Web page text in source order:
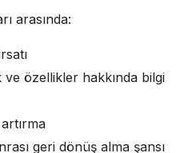
arasında:
özellikler hakkında bilgi
geri dönüş alma şansı